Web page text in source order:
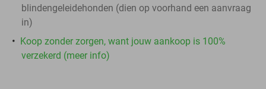
blindengeleidehonden (dien op voorhand een aanvraag
in)
Koop zonder zorgen, want jouw aankoop is 100%
verzekerd (meer info)